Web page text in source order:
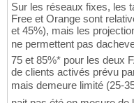
Sur les réseaux fixes, les
Free et Orange sont
et 45%), mais les
ne permettent pas
75 et 85%* pour les deux
de clients activés prévu
mais demeure limité (25-